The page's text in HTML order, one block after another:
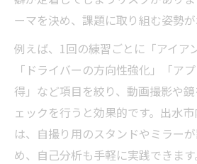
間
ゴルフ練習場で仲間と高
魅力
出水市の環境が本格練習
説
反復練習が鍵になるゴルフ上
ゴルフ練習場で反復練習
ーマを決め、課題に取り組む姿勢が
例えば、1回の練習ごとに「アイア
「ドライバーの方向性強化」「ア
得」など項目を絞り、動画撮影や
ェックを行うと効果的です。出水
は、自撮り用のスタンドやミラー
め、自己分析も手軽に実践できます